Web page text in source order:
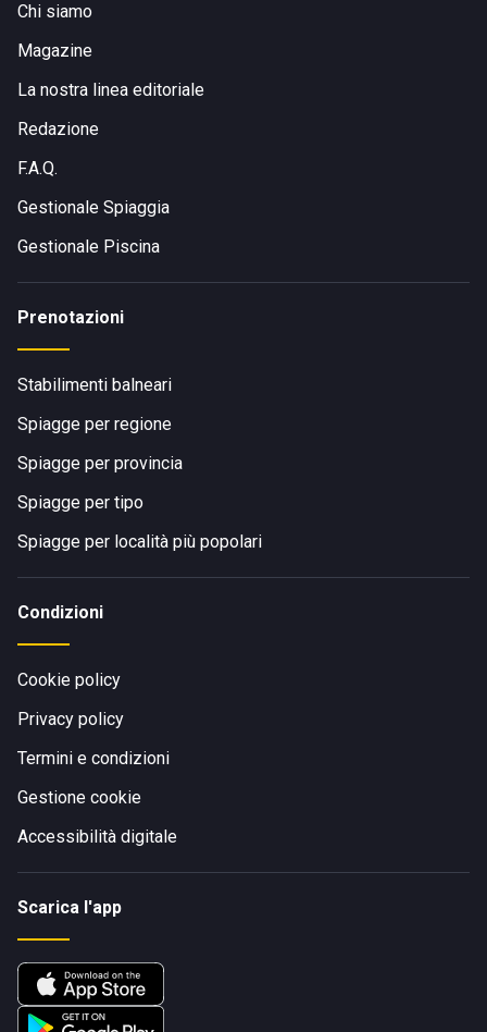
Chi siamo
Magazine
La nostra linea editoriale
Redazione
F.A.Q.
Gestionale Spiaggia
Gestionale Piscina
Prenotazioni
Stabilimenti balneari
Spiagge per regione
Spiagge per provincia
Spiagge per tipo
Spiagge per località più popolari
Condizioni
Cookie policy
Privacy policy
Termini e condizioni
Gestione cookie
Accessibilità digitale
Scarica l'app